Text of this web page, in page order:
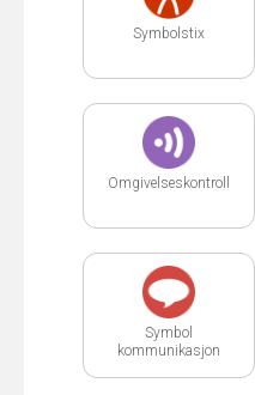
Symbolstix
Omgivelseskontroll
Symbol
kommunikasjon